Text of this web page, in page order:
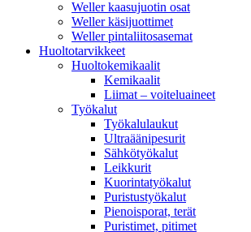
Weller kaasujuotin osat
Weller käsijuottimet
Weller pintaliitosasemat
Huoltotarvikkeet
Huoltokemikaalit
Kemikaalit
Liimat – voiteluaineet
Työkalut
Työkalulaukut
Ultraäänipesurit
Sähkötyökalut
Leikkurit
Kuorintatyökalut
Puristustyökalut
Pienoisporat, terät
Puristimet, pitimet